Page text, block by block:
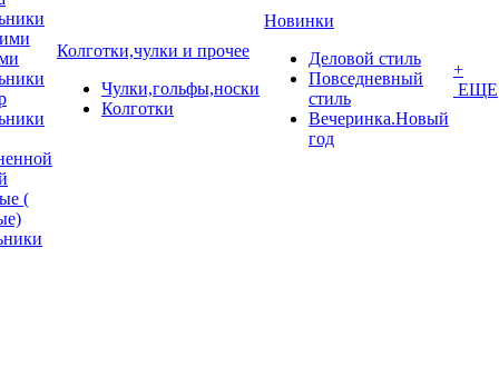
(
Колготки,чулки и прочее
Чулки,гольфы,носки
Колготки
Новинки
Деловой стиль
Повседневный
стиль
Вечеринка.Новый
год
+
ЕЩЕ